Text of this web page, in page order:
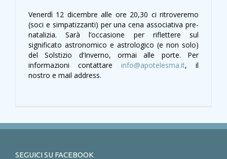
Venerdì 12 dicembre alle ore 20,30 ci ritroveremo
(soci e simpatizzanti) per una cena associativa pre-
natalizia. Sarà l’occasione per riflettere sul
significato astronomico e astrologico (e non solo)
del Solstizio d’Inverno, ormai alle porte. Per
informazioni contattare info@apotelesma.it, il
nostro e mail address.
SEGUICI SU FACEBOOK